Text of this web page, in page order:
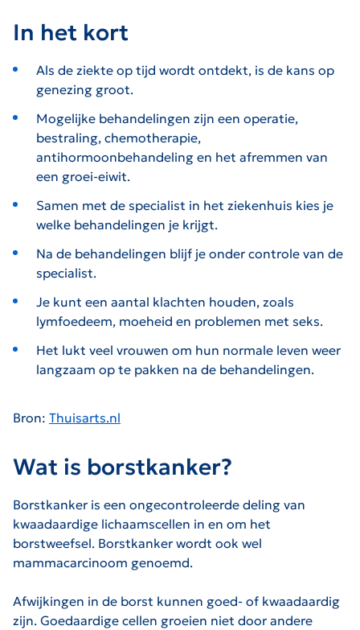
In het kort
Als de ziekte op tijd wordt ontdekt, is de kans op
genezing groot.
Mogelijke behandelingen zijn een operatie,
bestraling, chemotherapie,
antihormoonbehandeling en het afremmen van
een groei-eiwit.
Samen met de specialist in het ziekenhuis kies je
welke behandelingen je krijgt.
Na de behandelingen blijf je onder controle van de
specialist.
Je kunt een aantal klachten houden, zoals
lymfoedeem, moeheid en problemen met seks.
Het lukt veel vrouwen om hun normale leven weer
langzaam op te pakken na de behandelingen.
Bron: Thuisarts.nl
Wat is borstkanker?
Borstkanker is een ongecontroleerde deling van
kwaadaardige lichaamscellen in en om het
borstweefsel. Borstkanker wordt ook wel
mammacarcinoom genoemd.
Afwijkingen in de borst kunnen goed- of kwaadaardig
zijn. Goedaardige cellen groeien niet door andere